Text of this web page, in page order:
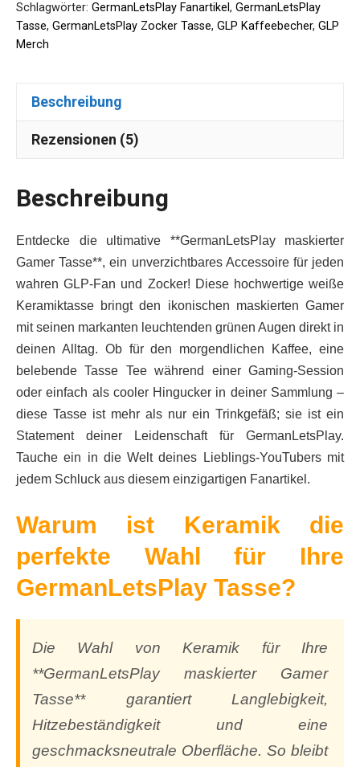
Schlagwörter: GermanLetsPlay Fanartikel , GermanLetsPlay
Tasse, GermanLetsPlay Zocker Tasse, GLP Kaffeebecher, GLP
Merch
Beschreibung
Rezensionen (5)
Beschreibung
Entdecke die ultimative **GermanLetsPlay maskierter
Gamer Tasse**, ein unverzichtbares Accessoire für jeden
wahren GLP-Fan und Zocker! Diese hochwertige weiße
Keramiktasse bringt den ikonischen maskierten Gamer
mit seinen markanten leuchtenden grünen Augen direkt in
deinen Alltag. Ob für den morgendlichen Kaffee, eine
belebende Tasse Tee während einer Gaming-Session
oder einfach als cooler Hingucker in deiner Sammlung –
diese Tasse ist mehr als nur ein Trinkgefäß; sie ist ein
Statement deiner Leidenschaft für GermanLetsPlay.
Tauche ein in die Welt deines Lieblings-YouTubers mit
jedem Schluck aus diesem einzigartigen Fanartikel.
Warum ist Keramik die
perfekte Wahl für Ihre
GermanLetsPlay Tasse?
Die Wahl von Keramik für Ihre
**GermanLetsPlay maskierter Gamer
Tasse** garantiert Langlebigkeit,
Hitzebeständigkeit und eine
geschmacksneutrale Oberfläche. So bleibt